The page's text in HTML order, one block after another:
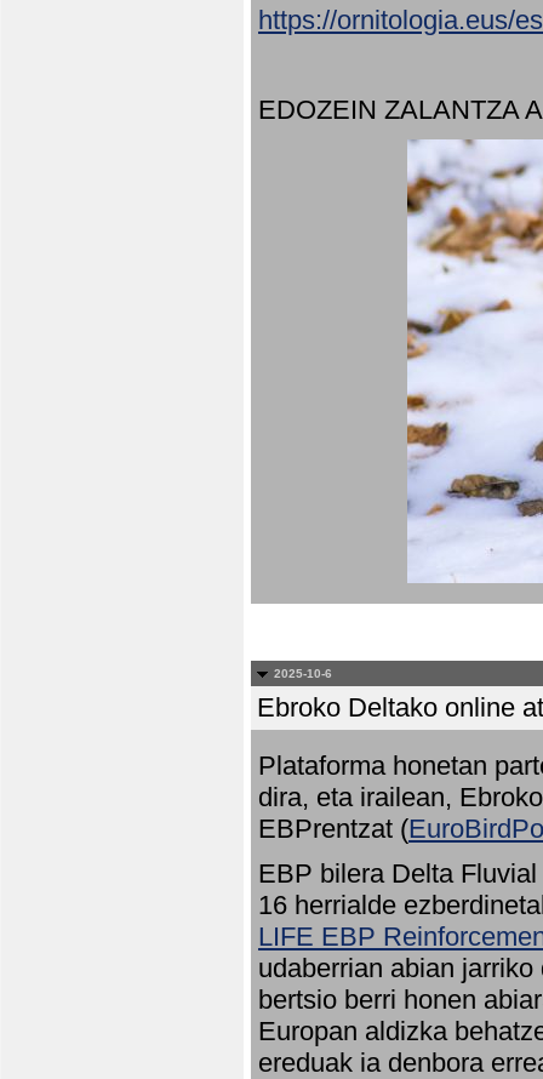
https://ornitologia.eus/
EDOZEIN ZALANTZA
2025-10-6
Ebroko Deltako online
Plataforma honetan
dira, eta irailean,
EBPrentzat (
EBP bilera Delta
16 herrialde
LIFE EBP
udaberrian abian
bertsio berri honen
Europan aldizka
ereduak ia denbora